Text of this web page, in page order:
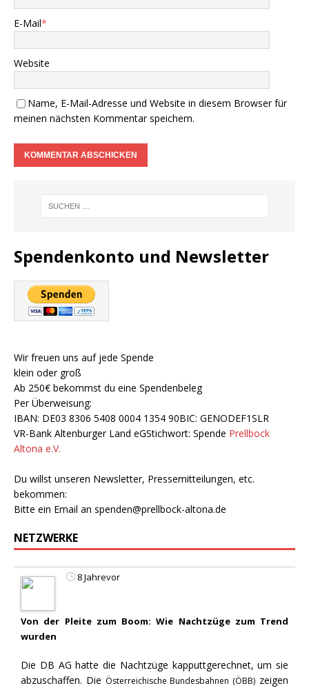
E-Mail*
Website
Name, E-Mail-Adresse und Website in diesem Browser für
meinen nächsten Kommentar speichern.
Spendenkonto und Newsletter
Wir freuen uns auf jede Spende
klein oder groß
Ab 250€ bekommst du eine Spendenbeleg
Per Überweisung:
IBAN: DE03 8306 5408 0004 1354 90BIC: GENODEF1SLR
VR-Bank Altenburger Land eGStichwort: Spende Prellbock
Altona e.V.
Du willst unseren Newsletter, Pressemitteilungen, etc.
bekommen:
Bitte ein Email an spenden@prellbock-altona.de
NETZWERKE
8 Jahrevor
Von der Pleite zum Boom: Wie Nachtzüge zum Trend
wurden
Die DB AG hatte die Nachtzüge kapputtgerechnet, um sie
abzuschaffen. Die Österreichische Bundesbahnen (ÖBB) zeigen